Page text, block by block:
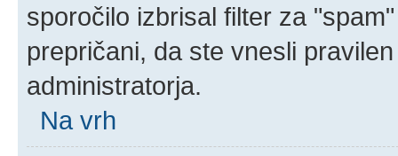
sporočilo izbrisal filter za
prepričani, da ste vnesli
administratorja.
Na vrh